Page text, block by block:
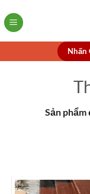
to
Nhấn
Sản phẩm